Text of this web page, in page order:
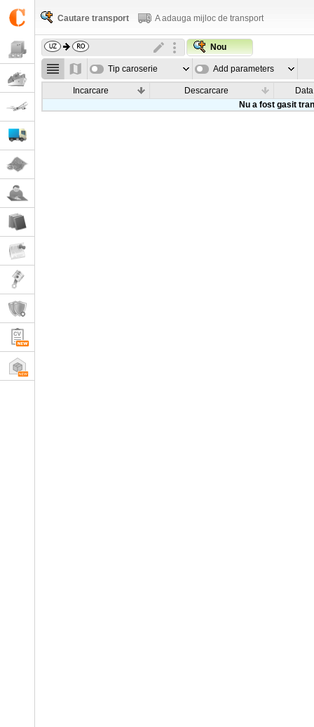
Cautare transport A adauga mijloc de transport
Nou
Tip caroserie Add parameters
Incarcare Descarcare
Data
Nu a fost gasit